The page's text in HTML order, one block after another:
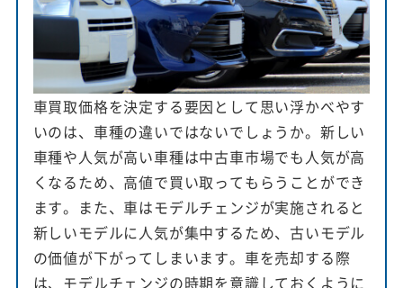
車買取価格を決定する要因として思い浮かべやす
いのは、車種の違いではないでしょうか。新しい
車種や人気が高い車種は中古車市場でも人気が高
くなるため、高値で買い取ってもらうことができ
ます。また、車はモデルチェンジが実施されると
新しいモデルに人気が集中するため、古いモデル
の価値が下がってしまいます。車を売却する際
は、モデルチェンジの時期を意識しておくように